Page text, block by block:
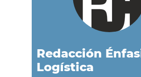
Redacción
Logística